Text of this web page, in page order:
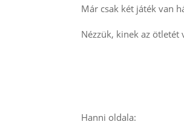
Már csak két játék van
Nézzük, kinek az ötletét
Hanni oldala: